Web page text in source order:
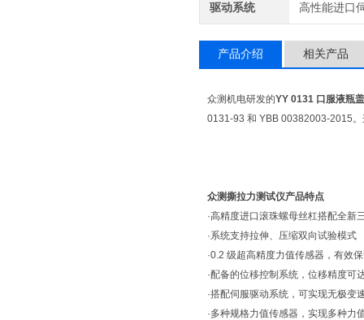
驱动系统 高性能进口
产品介绍 相关产品
众测机电研发的YY 0131 口服液瓶
0131-93‌ 和 ‌YBB 00382003-2015‌
众测撕拉力测试仪产品特点
·高精度进口滚珠螺母丝杠搭配全新
·系统支持拉伸、压缩双向试验模式
·0.2 级超高精度力值传感器，有效
·配备的位移控制系统，位移精度可
·搭配伺服驱动系统，可实现无极变
·多种规格力值传感器，实现多种力